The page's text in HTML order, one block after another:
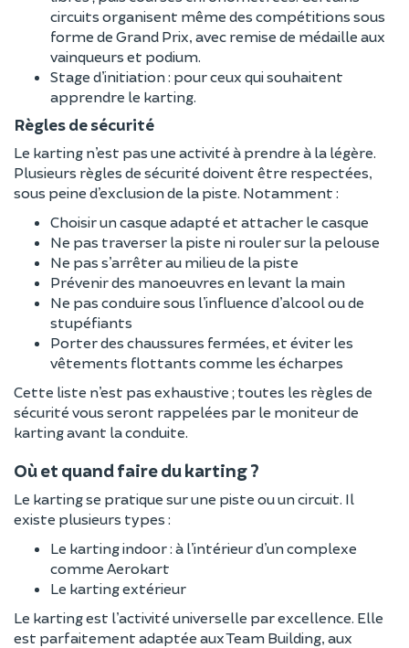
circuits organisent même des compétitions sous
forme de Grand Prix, avec remise de médaille aux
vainqueurs et podium.
Stage d’initiation : pour ceux qui souhaitent
apprendre le karting.
Règles de sécurité
Le karting n’est pas une activité à prendre à la légère.
Plusieurs règles de sécurité doivent être respectées,
sous peine d’exclusion de la piste. Notamment :
Choisir un casque adapté et attacher le casque
Ne pas traverser la piste ni rouler sur la pelouse
Ne pas s’arrêter au milieu de la piste
Prévenir des manoeuvres en levant la main
Ne pas conduire sous l’influence d’alcool ou de
stupéfiants
Porter des chaussures fermées, et éviter les
vêtements flottants comme les écharpes
Cette liste n’est pas exhaustive ; toutes les règles de
sécurité vous seront rappelées par le moniteur de
karting avant la conduite.
Où et quand faire du karting ?
Le karting se pratique sur une piste ou un circuit. Il
existe plusieurs types :
Le karting indoor : à l’intérieur d’un complexe
comme Aerokart
Le karting extérieur
Le karting est l’activité universelle par excellence. Elle
est parfaitement adaptée aux Team Building, aux